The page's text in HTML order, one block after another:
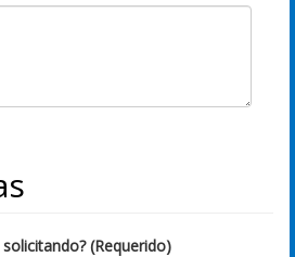
(Requerido)